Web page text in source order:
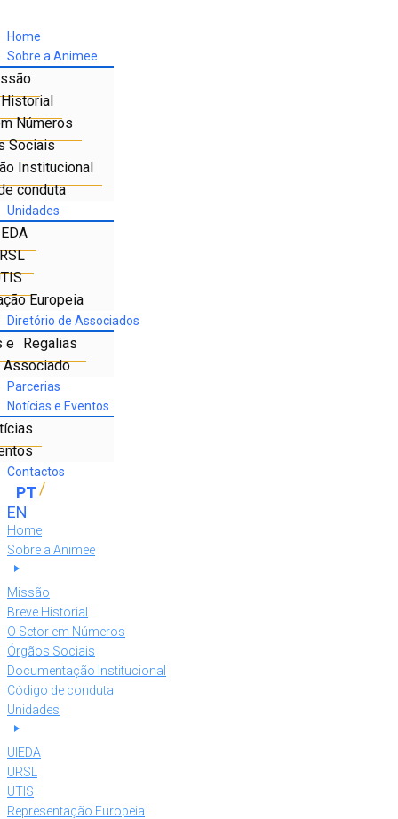
Home
Sobre a Animee
Números
Sociais
Institucional
conduta
Unidades
Europeia
Diretório de Associados
e Regalias
Associado
Parcerias
Notícias e Eventos
Contactos
Home
Sobre a Animee
Missão
Breve Historial
O Setor em Números
Órgãos Sociais
Documentação Institucional
Código de conduta
Unidades
UIEDA
URSL
UTIS
Representação Europeia